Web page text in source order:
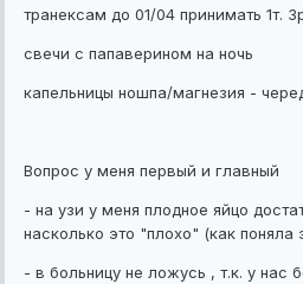
транексам до 01/04 принимать 1т.
свечи с папаверином на ночь
капельницы ношпа/магнезия -
Вопрос у меня первый и главный
- на узи у меня плодное яйцо
насколько это "плохо" (как поняла
- в больницу не ложусь , т.к. у нас